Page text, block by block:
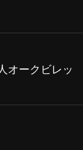
オークビレッ